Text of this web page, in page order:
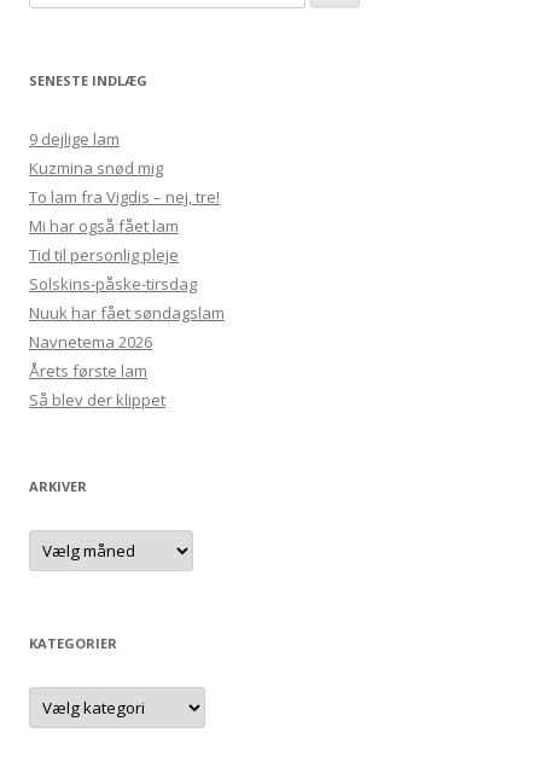
efter:
SENESTE INDLÆG
9 dejlige lam
Kuzmina snød mig
To lam fra Vigdis – nej, tre!
Mi har også fået lam
Tid til personlig pleje
Solskins-påske-tirsdag
Nuuk har fået søndagslam
Navnetema 2026
Årets første lam
Så blev der klippet
ARKIVER
Arkiver
KATEGORIER
Kategorier